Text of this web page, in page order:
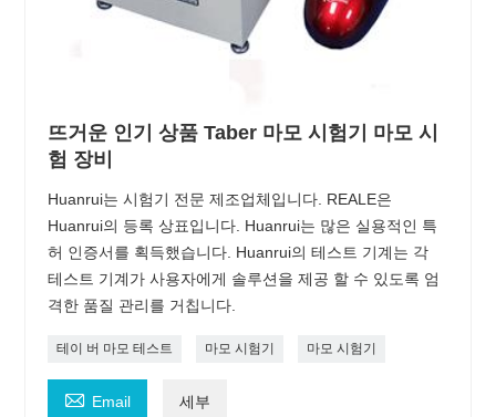
뜨거운 인기 상품 Taber 마모 시험기 마모 시
험 장비
Huanrui는 시험기 전문 제조업체입니다. REALE은
Huanrui의 등록 상표입니다. Huanrui는 많은 실용적인 특
허 인증서를 획득했습니다. Huanrui의 테스트 기계는 각
테스트 기계가 사용자에게 솔루션을 제공 할 수 있도록 엄
격한 품질 관리를 거칩니다.
테이 버 마모 테스트 마모 시험기 마모 시험기
 Email 세부